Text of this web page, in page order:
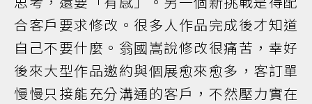
合客戶要求修改。很多人作品完成後才知道
自己不要什麼。翁國嵩說修改很痛苦，幸好
後來大型作品邀約與個展愈來愈多，客訂單
慢慢只接能充分溝通的客戶，不然壓力實在